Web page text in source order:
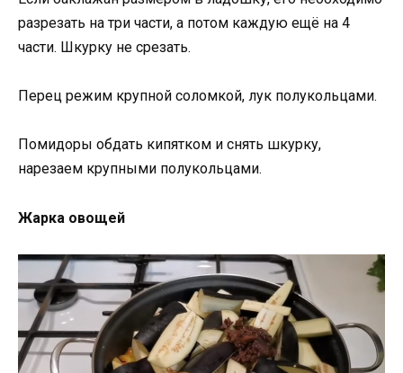
разрезать на три части, а потом каждую ещё на 4
части. Шкурку не срезать.
Перец режим крупной соломкой, лук полукольцами.
Помидоры обдать кипятком и снять шкурку,
нарезаем крупными полукольцами.
Жарка овощей